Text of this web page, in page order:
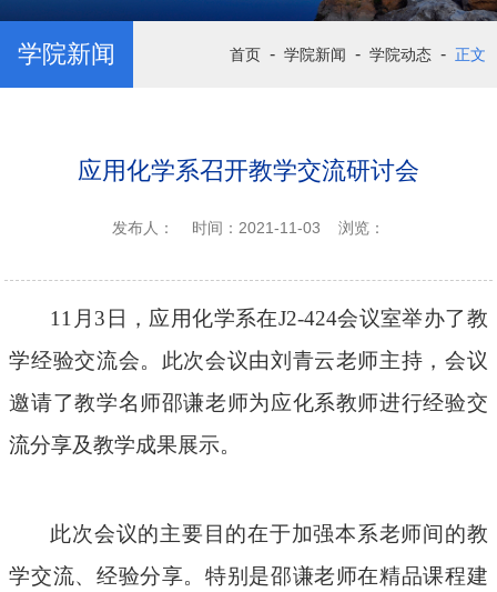
学院新闻 首页 - 学院新闻 - 学院动态 - 正文
应用化学系召开教学交流研讨会
发布人： 时间：2021-11-03 浏览：
11月3日，应用化学系在J2-424会议室举办了教
学经验交流会。此次会议由刘青云老师主持，会议
邀请了教学名师邵谦老师为应化系教师进行经验交
流分享及教学成果展示。
此次会议的主要目的在于加强本系老师间的教
学交流、经验分享。特别是邵谦老师在精品课程建